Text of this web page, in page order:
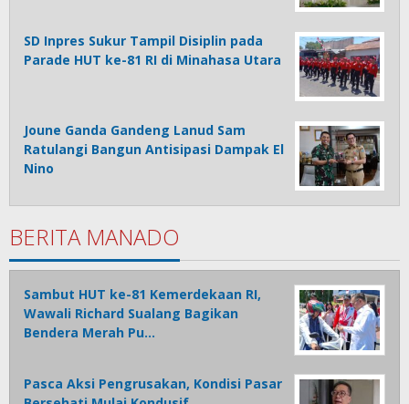
SD Inpres Sukur Tampil Disiplin pada
Parade HUT ke-81 RI di Minahasa Utara
Joune Ganda Gandeng Lanud Sam
Ratulangi Bangun Antisipasi Dampak El
Nino
BERITA MANADO
Sambut HUT ke-81 Kemerdekaan RI,
Wawali Richard Sualang Bagikan
Bendera Merah Pu…
Pasca Aksi Pengrusakan, Kondisi Pasar